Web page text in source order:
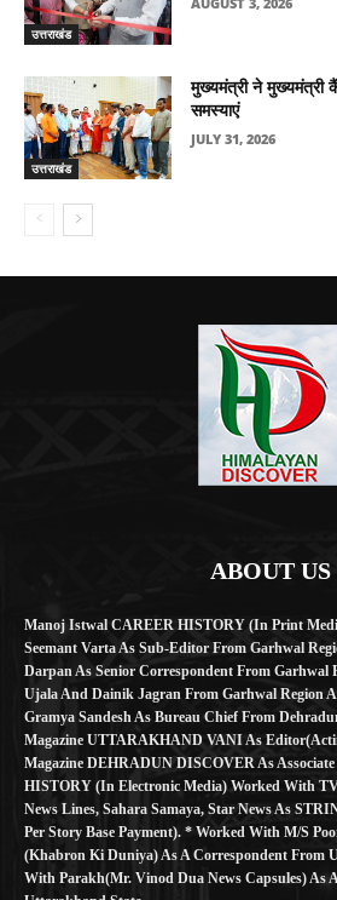
उत्तराखंड
उत्तराखंड
मुख्यमंत्री ने मुख्यमंत्री
समस्याएं
JULY 31, 2026
ABOUT US
Manoj Istwal CAREER HISTORY (in Print
Seemant Varta As Sub-Editor From Garhwal
Darpan As Senior Correspondent From
Ujala And Dainik Jagran From Garhwal Region
Gramya Sandesh As Bureau Chief From
Magazine UTTARAKHAND VANI As
Magazine DEHRADUN DISCOVER As
HISTORY (in Electronic Media) Worked With
News Lines, Sahara Samaya, Star News As
Per Story Base Payment). * Worked With M/S
(Khabron Ki Duniya) As A Correspondent From
With Parakh(Mr. Vinod Dua News Capsules) As